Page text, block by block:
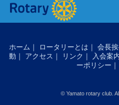
ホーム｜ ロータリーとは｜ 会長挨
動｜
アクセス｜ リンク｜ 入会案
ーポリシー｜
© Yamato rotary club.